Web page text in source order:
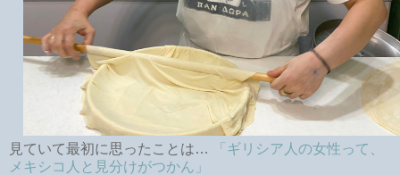
見ていて最初に思ったことは…
「ギリシア人の女性って、
メキシコ人と見分けがつかん」